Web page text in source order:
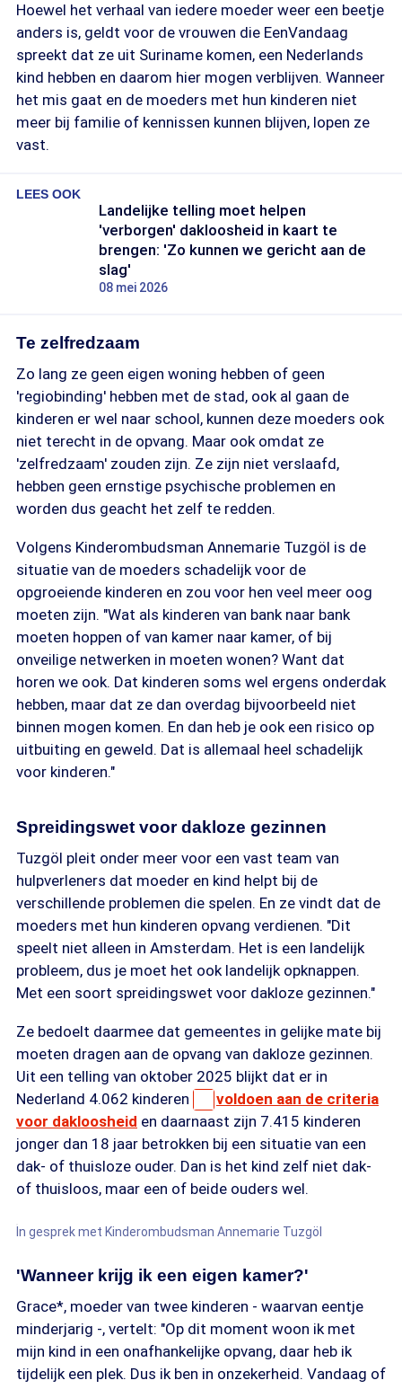
Hoewel het verhaal van iedere moeder weer een beetje
anders is, geldt voor de vrouwen die EenVandaag
spreekt dat ze uit Suriname komen, een Nederlands
kind hebben en daarom hier mogen verblijven. Wanneer
het mis gaat en de moeders met hun kinderen niet
meer bij familie of kennissen kunnen blijven, lopen ze
vast.
LEES OOK
Landelijke telling moet helpen
'verborgen' dakloosheid in kaart te
brengen: 'Zo kunnen we gericht aan de
slag'
08 mei 2026
Te zelfredzaam
Zo lang ze geen eigen woning hebben of geen
'regiobinding' hebben met de stad, ook al gaan de
kinderen er wel naar school, kunnen deze moeders ook
niet terecht in de opvang. Maar ook omdat ze
'zelfredzaam' zouden zijn. Ze zijn niet verslaafd,
hebben geen ernstige psychische problemen en
worden dus geacht het zelf te redden.
Volgens Kinderombudsman Annemarie Tuzgöl is de
situatie van de moeders schadelijk voor de
opgroeiende kinderen en zou voor hen veel meer oog
moeten zijn. "Wat als kinderen van bank naar bank
moeten hoppen of van kamer naar kamer, of bij
onveilige netwerken in moeten wonen? Want dat
horen we ook. Dat kinderen soms wel ergens onderdak
hebben, maar dat ze dan overdag bijvoorbeeld niet
binnen mogen komen. En dan heb je ook een risico op
uitbuiting en geweld. Dat is allemaal heel schadelijk
voor kinderen."
Spreidingswet voor dakloze gezinnen
Tuzgöl pleit onder meer voor een vast team van
hulpverleners dat moeder en kind helpt bij de
verschillende problemen die spelen. En ze vindt dat de
moeders met hun kinderen opvang verdienen. "Dit
speelt niet alleen in Amsterdam. Het is een landelijk
probleem, dus je moet het ook landelijk opknappen.
Met een soort spreidingswet voor dakloze gezinnen."
Ze bedoelt daarmee dat gemeentes in gelijke mate bij
moeten dragen aan de opvang van dakloze gezinnen.
Uit een telling van oktober 2025 blijkt dat er in
Nederland 4.062 kinderen
voldoen aan de criteria
voor dakloosheid en daarnaast zijn 7.415 kinderen
jonger dan 18 jaar betrokken bij een situatie van een
dak- of thuisloze ouder. Dan is het kind zelf niet dak-
of thuisloos, maar een of beide ouders wel.
In gesprek met Kinderombudsman Annemarie Tuzgöl
'Wanneer krijg ik een eigen kamer?'
Grace*, moeder van twee kinderen - waarvan eentje
minderjarig -, vertelt: "Op dit moment woon ik met
mijn kind in een onafhankelijke opvang, daar heb ik
tijdelijk een plek. Dus ik ben in onzekerheid. Vandaag of